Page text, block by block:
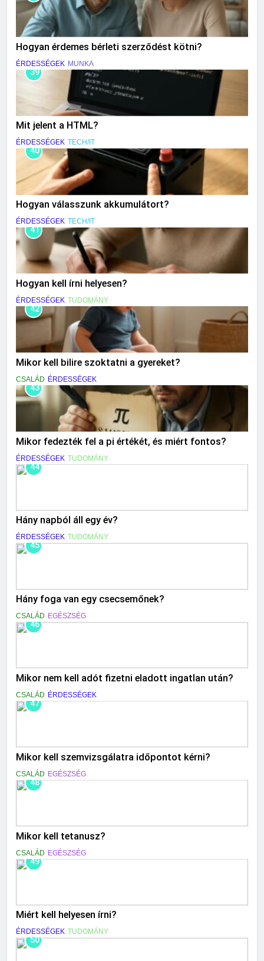
Hogyan érdemes bérleti szerződést kötni?
ÉRDESSÉGEK MUNKA
39
Mit jelent a HTML?
ÉRDESSÉGEK TECH/IT
40
Hogyan válasszunk akkumulátort?
ÉRDESSÉGEK TECH/IT
41
Hogyan kell írni helyesen?
ÉRDESSÉGEK TUDOMÁNY
42
Mikor kell bilire szoktatni a gyereket?
CSALÁD ÉRDESSÉGEK
43
Mikor fedezték fel a pi értékét, és miért fontos?
ÉRDESSÉGEK TUDOMÁNY
44
Hány napból áll egy év?
ÉRDESSÉGEK TUDOMÁNY
45
Hány foga van egy csecsemőnek?
CSALÁD EGÉSZSÉG
46
Mikor nem kell adót fizetni eladott ingatlan után?
CSALÁD ÉRDESSÉGEK
47
Mikor kell szemvizsgálatra időpontot kérni?
CSALÁD EGÉSZSÉG
48
Mikor kell tetanusz?
CSALÁD EGÉSZSÉG
49
Miért kell helyesen írni?
ÉRDESSÉGEK TUDOMÁNY
50